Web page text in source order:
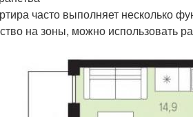
часто выполняет несколько
на зоны, можно использовать